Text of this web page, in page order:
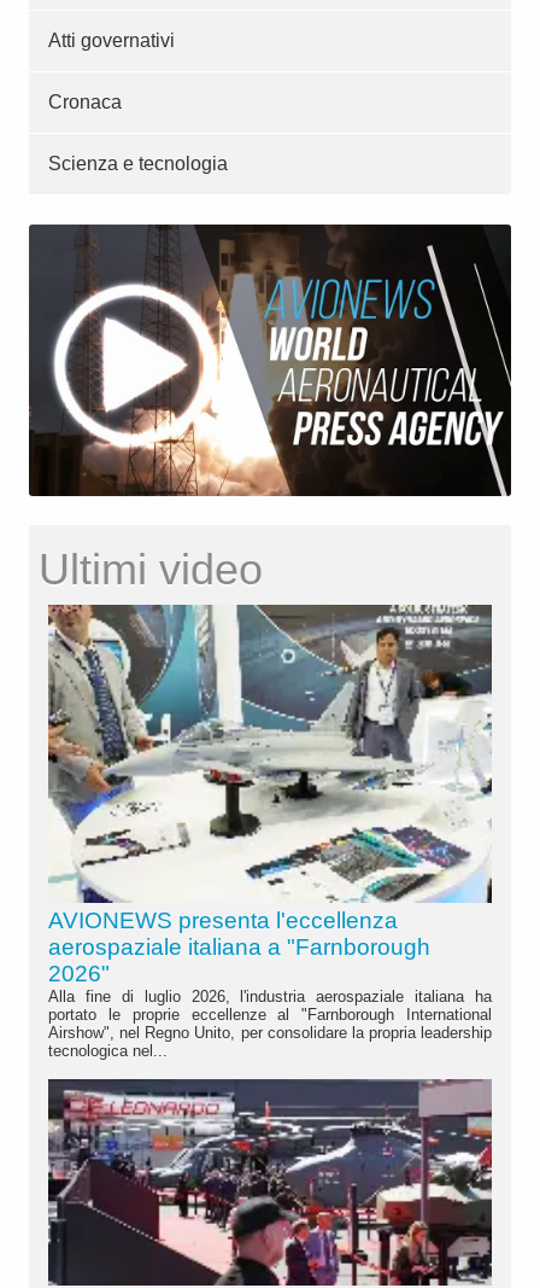
Atti governativi
Cronaca
Scienza e tecnologia
Ultimi video
AVIONEWS presenta l'eccellenza
aerospaziale italiana a "Farnborough
2026"
Alla fine di luglio 2026, l'industria aerospaziale italiana ha
portato le proprie eccellenze al "Farnborough International
Airshow", nel Regno Unito, per consolidare la propria leadership
tecnologica nel...